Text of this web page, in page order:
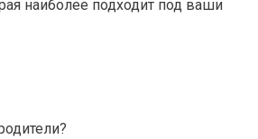
наиболее подходит под ваши